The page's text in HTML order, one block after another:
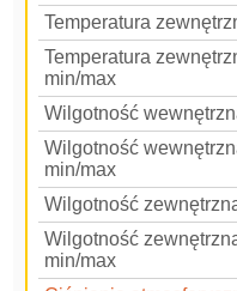
Temperatura
Temperatura
min/max
Wilgotność
Wilgotność
min/max
Wilgotność
Wilgotność
min/max